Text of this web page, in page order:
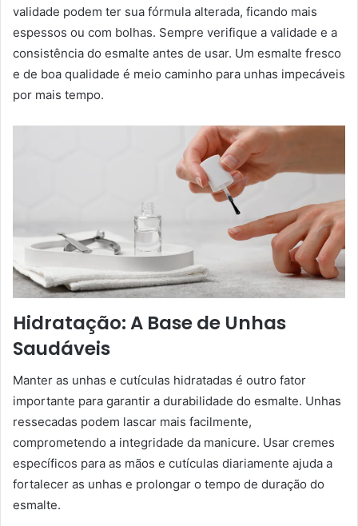
validade podem ter sua fórmula alterada, ficando mais
espessos ou com bolhas. Sempre verifique a validade e a
consistência do esmalte antes de usar. Um esmalte fresco
e de boa qualidade é meio caminho para unhas impecáveis
por mais tempo.
Hidratação: A Base de Unhas
Saudáveis
Manter as unhas e cutículas hidratadas é outro fator
importante para garantir a durabilidade do esmalte. Unhas
ressecadas podem lascar mais facilmente,
comprometendo a integridade da manicure. Usar cremes
específicos para as mãos e cutículas diariamente ajuda a
fortalecer as unhas e prolongar o tempo de duração do
esmalte.